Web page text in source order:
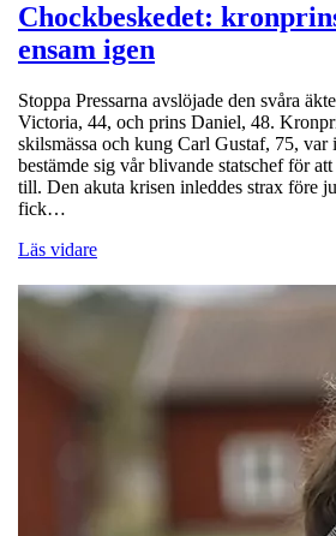
Chockbeskedet:
ensam igen
Stoppa Pressarna avslöjade den svåra
Victoria, 44, och prins Daniel, 48.
skilsmässa och kung Carl Gustaf, 75,
bestämde sig vår blivande statschef för
till. Den akuta krisen inleddes strax före
fick…
Läs vidare